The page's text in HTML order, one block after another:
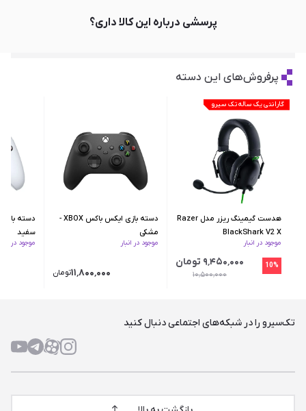
پرسشی درباره این کالا داری؟
پرفروش‌های این دسته
گارانتی یک ساله تک سیرو
هدست گیمینگ ریزر مدل Razer
BlackShark V2 X
موجود در انبار
10% ۹٬۴۵۰٬۰۰۰ تومان
۱۰٬۵۰۰٬۰۰۰
دسته بازی ایکس‌ باکس XBOX -
مشکی
موجود در انبار
۱۱٬۸۰۰٬۰۰۰تومان
سفید
موجود در
تک‌سیرو را در شبکه‌های اجتماعی دنبال کنید